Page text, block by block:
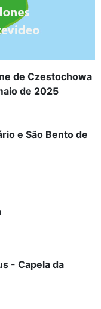
de Czestochowa
de 2025
e São Bento de
- Capela da